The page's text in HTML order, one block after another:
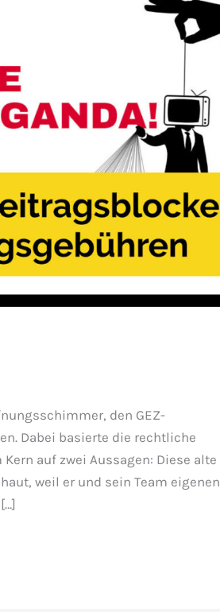
den GEZ-
Dabei basierte die rechtliche
auf zwei Aussagen: Diese alte
weil er und sein Team eigenen